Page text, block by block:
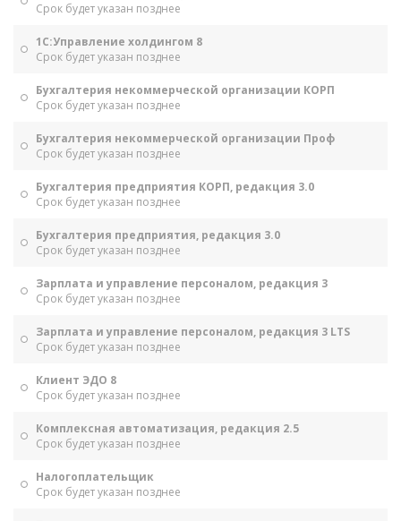
Срок будет указан позднее
1С:Управление холдингом 8
Срок будет указан позднее
Бухгалтерия некоммерческой организации КОРП
Срок будет указан позднее
Бухгалтерия некоммерческой организации Проф
Срок будет указан позднее
Бухгалтерия предприятия КОРП, редакция 3.0
Срок будет указан позднее
Бухгалтерия предприятия, редакция 3.0
Срок будет указан позднее
Зарплата и управление персоналом, редакция 3
Срок будет указан позднее
Зарплата и управление персоналом, редакция 3 LTS
Срок будет указан позднее
Клиент ЭДО 8
Срок будет указан позднее
Комплексная автоматизация, редакция 2.5
Срок будет указан позднее
Налогоплательщик
Срок будет указан позднее